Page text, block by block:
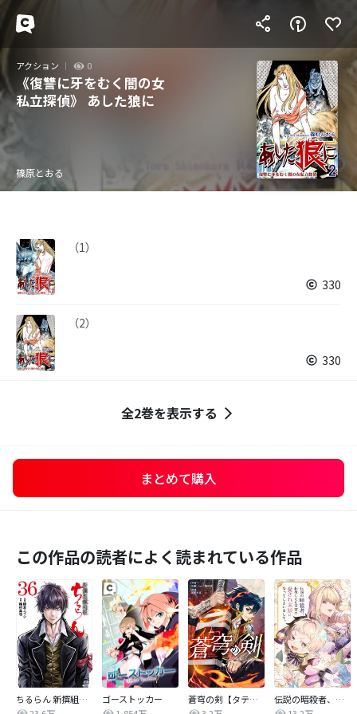
アクション 0
《復讐に牙をむく闇の女
私立探偵》 あした狼に
篠原とおる
（1）
330
（2）
330
全2巻を表示する
まとめて購入
この作品の読者によく読まれている作品
ちるらん 新撰組鎮魂歌
ゴーストッカー
蒼穹の剣【タテヨミ】
伝説の暗殺者、転生したら王家の愛され末娘になってしまいまして。【タテヨミ】